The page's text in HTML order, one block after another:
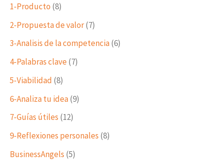
1-Producto (8)
2-Propuesta de valor(7)
3-Analisis de la competencia(6)
4-Palabras clave(7)
5-Viabilidad (8)
6-Analiza tu idea(9)
7-Guías útiles (12)
9-Reflexiones personales (8)
BusinessAngels (5)